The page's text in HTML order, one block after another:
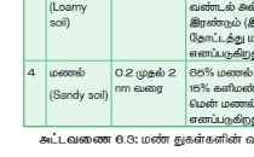
எனப்படுகின்றன. மண்ணைப்
மண்:
தாவரங்கள் வளர்வதற்கு